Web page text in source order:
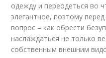
одежду и переодеться во
элегантное, поэтому
вопрос – как обрести
наслаждаться не только
собственным внешним